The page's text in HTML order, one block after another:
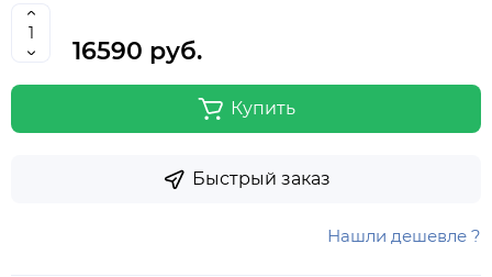
16590 руб.
Купить
Быстрый заказ
Нашли дешевле ?